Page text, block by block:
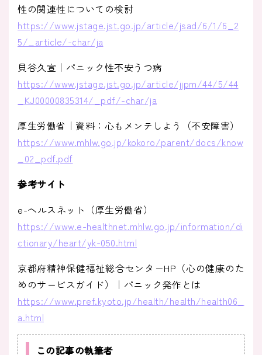
性の関連性についての検討
https://www.jstage.jst.go.jp/article/jsad/6/1/6_2
5/_article/-char/ja
貝谷久宣｜パニック性不安うつ病
https://www.jstage.jst.go.jp/article/jjpm/44/5/44
_KJ00000835314/_pdf/-char/ja
厚生労働省｜資料：心もメンテしよう（不安障害）
https://www.mhlw.go.jp/kokoro/parent/docs/know
_02_pdf.pdf
参考サイト
e-ヘルスネット（厚生労働省）
https://www.e-healthnet.mhlw.go.jp/information/di
ctionary/heart/yk-050.html
京都府精神保健福祉総合センターHP（心の健康のた
めのサービスガイド）｜パニック発作とは
https://www.pref.kyoto.jp/health/health/health06_
a.html
この記事の執筆者